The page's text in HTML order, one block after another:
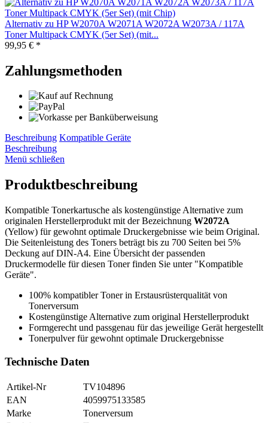
Alternativ zu HP W2070A W2071A W2072A W2073A / 117A
Toner Multipack CMYK (5er Set) (mit...
99,95 € *
Zahlungsmethoden
Beschreibung Kompatible Geräte
Beschreibung
Menü schließen
Produktbeschreibung
Kompatible Tonerkartusche als kostengünstige Alternative zum
originalen Herstellerprodukt mit der Bezeichnung W2072A
(Yellow) für gewohnt optimale Druckergebnisse wie beim Original.
Die Seitenleistung des Toners beträgt bis zu 700 Seiten bei 5%
Deckung auf DIN-A4. Eine Übersicht der passenden
Druckermodelle für diesen Toner finden Sie unter "Kompatible
Geräte".
100% kompatibler Toner in Erstausrüsterqualität von
Tonerversum
Kostengünstige Alternative zum original Herstellerprodukt
Formgerecht und passgenau für das jeweilige Gerät hergestellt
Tonerpulver für gewohnt optimale Druckergebnisse
Technische Daten
Artikel-Nr
TV104896
EAN
4059975133585
Marke
Tonerversum